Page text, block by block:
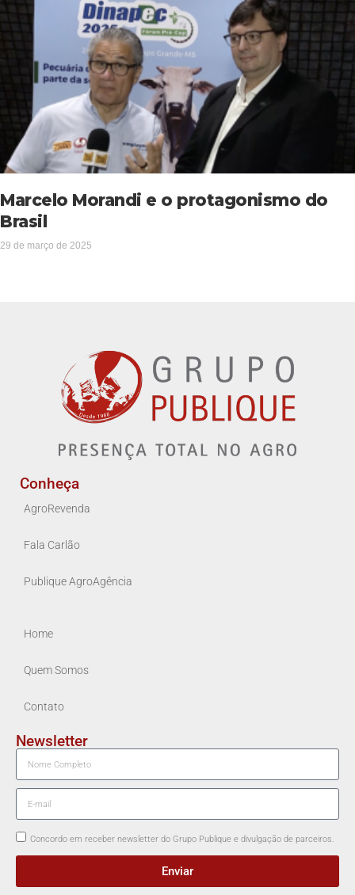
Marcelo Morandi e o protagonismo do
Brasil
29 de março de 2025
Conheça
AgroRevenda
Fala Carlão
Publique AgroAgência
Home
Quem Somos
Contato
Newsletter
Concordo em receber newsletter do Grupo Publique e divulgação de parceiros.
Enviar